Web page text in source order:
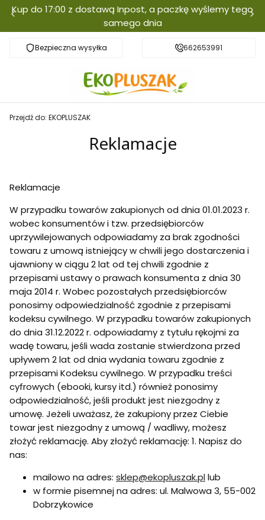
Kup do 17:00 z dostawą Inpost, a paczkę wyślemy tego
samego dnia
Bezpieczna wysyłka Darmowa dostawa od 300zł
662653991
Przejdź do: EKOPLUSZAK
Reklamacje
Reklamacje
W przypadku towarów zakupionych od dnia 01.01.2023 r.
wobec konsumentów i tzw. przedsiębiorców
uprzywilejowanych odpowiadamy za brak zgodności
towaru z umową istniejący w chwili jego dostarczenia i
ujawniony w ciągu 2 lat od tej chwili zgodnie z
przepisami ustawy o prawach konsumenta z dnia 30
maja 2014 r. Wobec pozostałych przedsiębiorców
ponosimy odpowiedzialność zgodnie z przepisami
kodeksu cywilnego. W przypadku towarów zakupionych
do dnia 31.12.2022 r. odpowiadamy z tytułu rękojmi za
wadę towaru, jeśli wada zostanie stwierdzona przed
upływem 2 lat od dnia wydania towaru zgodnie z
przepisami Kodeksu cywilnego. W przypadku treści
cyfrowych (ebooki, kursy itd.) również ponosimy
odpowiedzialność, jeśli produkt jest niezgodny z
umowę. Jeżeli uważasz, że zakupiony przez Ciebie
towar jest niezgodny z umową / wadliwy, możesz
złożyć reklamację. Aby złożyć reklamację: 1. Napisz do
nas:
mailowo na adres: sklep@ekopluszak.pllub
w formie pisemnej na adres: ul. Malwowa 3, 55-002
Dobrzykowice